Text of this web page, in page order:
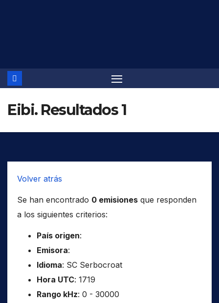
Eibi. Resultados 1
Volver atrás
Se han encontrado 0 emisiones que responden
a los siguientes criterios:
País origen:
Emisora:
Idioma: SC Serbocroat
Hora UTC: 1719
Rango kHz: 0 - 30000